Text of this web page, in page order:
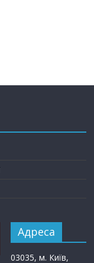
Адреса
03035, м. Київ,